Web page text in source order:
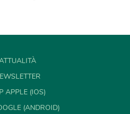
APPLE (IOS)
(ANDROID)